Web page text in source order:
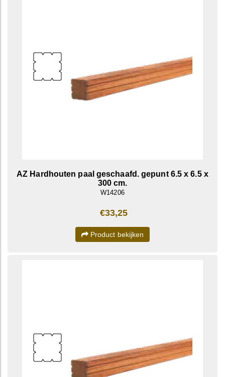
AZ Hardhouten paal geschaafd. gepunt 6.5 x 6.5 x
300 cm.
W14206
€33,25
Product bekijken